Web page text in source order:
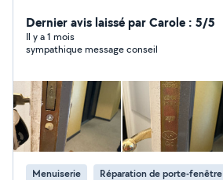
de porte Sécurisation après effraction Vitrerie :
Remplacement de vitre cassée Pose de vitrage simple,
double ou feuilleté Sécurisation temporaire Vitrage sur-
Dernier avis laissé par Carole : 5/5
Il y a 1 mois
sympathique message conseil
Menuiserie Réparation de porte-fenêtre